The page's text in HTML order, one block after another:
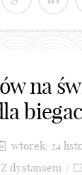
na
wtorek, 24
Z dystansem